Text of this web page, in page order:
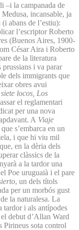
–i la campanada de
incansable, ja
abans de l’estiu):
l’escriptor Roberto
(Buenos Aires, 1900-
César Aira i Roberto
de la literatura
i va parar
dels immigrants que
obres avui
locos, Los
el reglamentari
per una nova
A Viaje
s’embarca en un
i que hi viu mil
en la dèria dels
clàssics de la
a la tardor una
Poe uruguaià i el pare
, un dels títols
per un morbós gust
la naturalesa. La
tardor i als antípodes
el debut d’Allan Ward
sota control